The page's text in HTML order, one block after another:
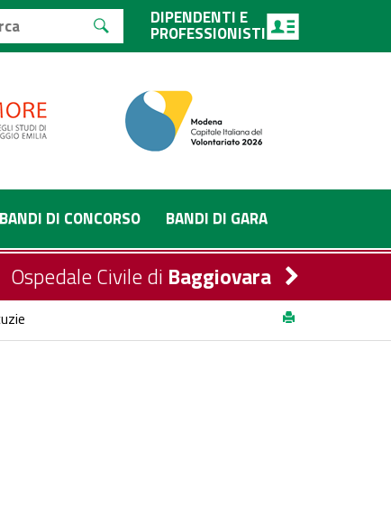
DIPENDENTI E
PROFESSIONISTI
BANDI DI CONCORSO BANDI DI GARA
Ospedale Civile di Baggiovara